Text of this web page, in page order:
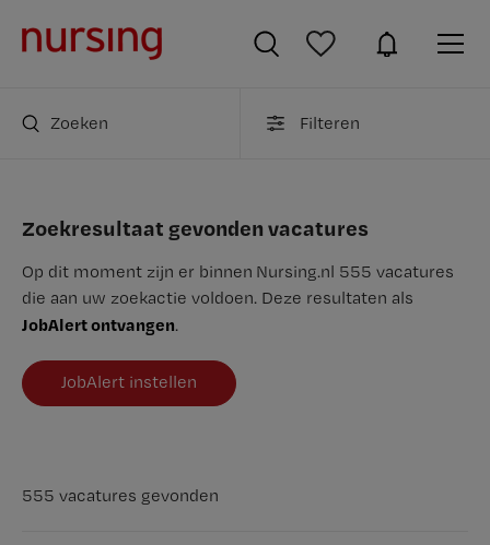
Zoeken Filteren
Zoekresultaat gevonden vacatures
Op dit moment zijn er binnen Nursing.nl 555 vacatures
die aan uw zoekactie voldoen. Deze resultaten als
JobAlert ontvangen.
JobAlert instellen
555 vacatures gevonden